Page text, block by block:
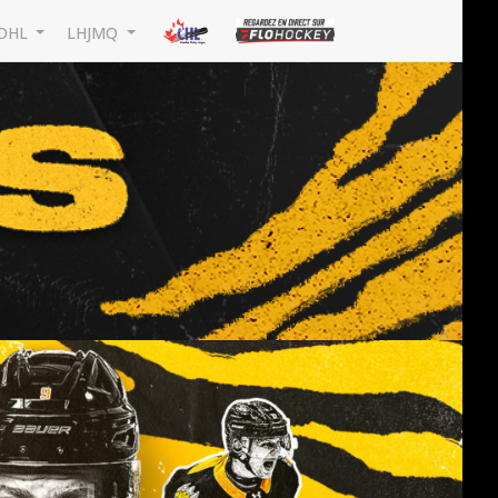
LHJMQ